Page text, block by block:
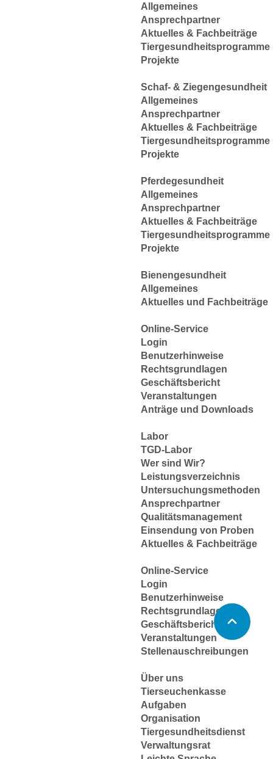
Allgemeines
Ansprechpartner
Aktuelles & Fachbeiträge
Tiergesundheitsprogramme
Projekte
Schaf- & Ziegengesundheit
Allgemeines
Ansprechpartner
Aktuelles & Fachbeiträge
Tiergesundheitsprogramme
Projekte
Pferdegesundheit
Allgemeines
Ansprechpartner
Aktuelles & Fachbeiträge
Tiergesundheitsprogramme
Projekte
Bienengesundheit
Allgemeines
Aktuelles und Fachbeiträge
Online-Service
Login
Benutzerhinweise
Rechtsgrundlagen
Geschäftsbericht
Veranstaltungen
Anträge und Downloads
Labor
TGD-Labor
Wer sind Wir?
Leistungsverzeichnis
Untersuchungsmethoden
Ansprechpartner
Qualitätsmanagement
Einsendung von Proben
Aktuelles & Fachbeiträge
Online-Service
Login
Benutzerhinweise
Rechtsgrundlagen
Geschäftsbericht
Veranstaltungen
Stellenauschreibungen
Über uns
Tierseuchenkasse
Aufgaben
Organisation
Tiergesundheitsdienst
Verwaltungsrat